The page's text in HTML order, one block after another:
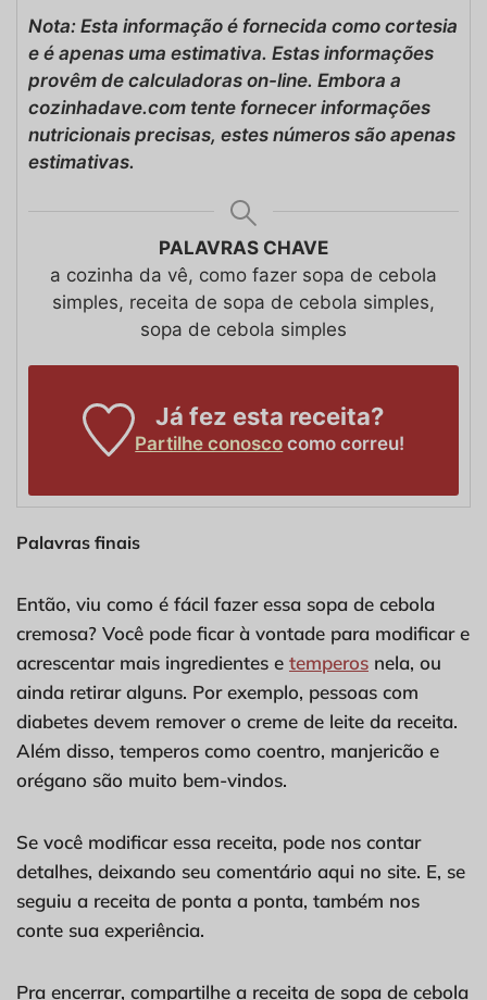
Nota: Esta informação é fornecida como cortesia
e é apenas uma estimativa. Estas informações
provêm de calculadoras on-line. Embora a
cozinhadave.com tente fornecer informações
nutricionais precisas, estes números são apenas
estimativas.
PALAVRAS CHAVE
a cozinha da vê, como fazer sopa de cebola
simples, receita de sopa de cebola simples,
sopa de cebola simples
Já fez esta receita?
Partilhe conosco como correu!
Palavras finais
Então, viu como é fácil fazer essa sopa de cebola
cremosa? Você pode ficar à vontade para modificar e
acrescentar mais ingredientes e temperos nela, ou
ainda retirar alguns. Por exemplo, pessoas com
diabetes devem remover o creme de leite da receita.
Além disso, temperos como coentro, manjericão e
orégano são muito bem-vindos.
Se você modificar essa receita, pode nos contar
detalhes, deixando seu comentário aqui no site. E, se
seguiu a receita de ponta a ponta, também nos
conte sua experiência.
Pra encerrar, compartilhe a receita de sopa de cebola